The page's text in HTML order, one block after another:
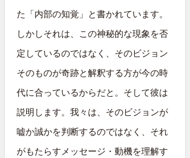
た「内部の知覚」と書かれています。
しかしそれは、この神秘的な現象を否
定しているのではなく、そのビジョン
そのものが奇跡と解釈する方が今の時
代に合っているからだと。そして彼は
説明します。我々は、そのビジョンが
嘘か誠かを判断するのではなく、それ
がもたらすメッセージ・動機を理解す